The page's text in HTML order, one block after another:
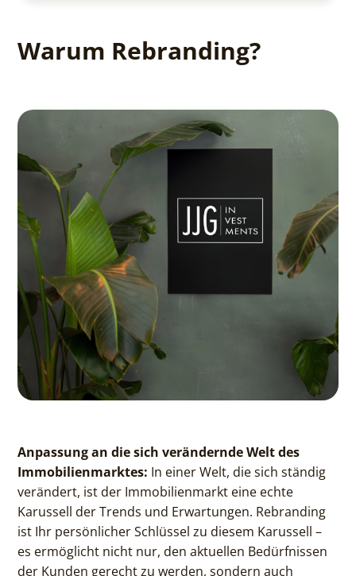
Warum Rebranding?
Anpassung an die sich verändernde Welt des
Immobilienmarktes: In einer Welt, die sich ständig
verändert, ist der Immobilienmarkt eine echte
Karussell der Trends und Erwartungen. Rebranding
ist Ihr persönlicher Schlüssel zu diesem Karussell –
es ermöglicht nicht nur, den aktuellen Bedürfnissen
der Kunden gerecht zu werden, sondern auch